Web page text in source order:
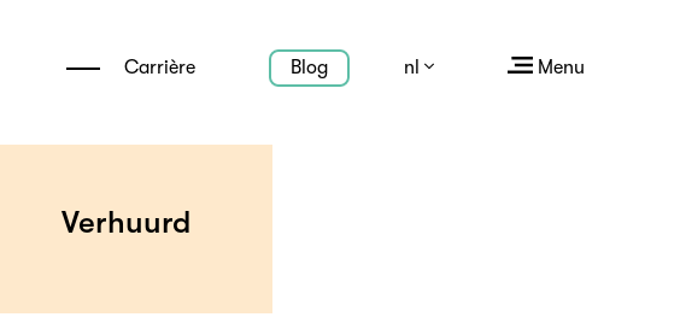
Carrière Blog nl Menu
Verhuurd